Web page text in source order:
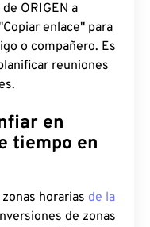
ORIGEN a
enlace" para
o compañero. Es
reuniones
en
tiempo en
horarias de la
de zonas